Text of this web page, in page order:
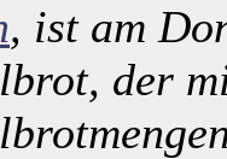
, ist am
der